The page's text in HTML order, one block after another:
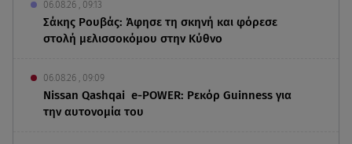
06.08.26 , 09:13
Σάκης Ρουβάς: Άφησε τη σκηνή και φόρεσε
στολή μελισσοκόμου στην Κύθνο
06.08.26 , 09:09
Nissan Qashqai e-POWER: Ρεκόρ Guinness για
την αυτονομία του